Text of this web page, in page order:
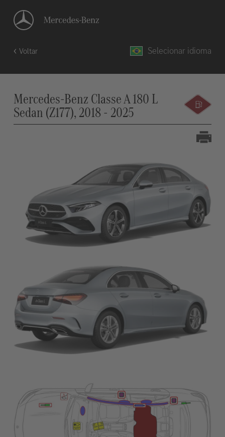
Voltar Selecionar idioma
Mercedes-Benz Classe A 180 L
Sedan (Z177), 2018 - 2025